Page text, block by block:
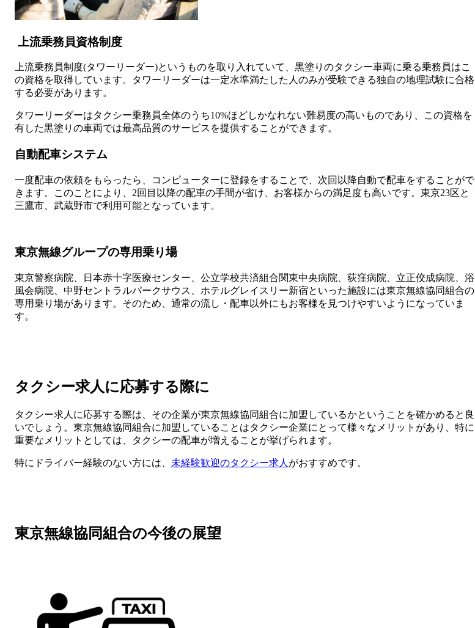
上流乗務員資格制度
上流乗務員制度(タワーリーダー)というものを取り入れていて、黒塗りのタクシー車両に乗る乗務員はこ
の資格を取得しています。タワーリーダーは一定水準満たした人のみが受験できる独自の地理試験に合格
する必要があります。
タワーリーダーはタクシー乗務員全体のうち10%ほどしかなれない難易度の高いものであり、この資格を
有した黒塗りの車両では最高品質のサービスを提供することができます。
自動配車システム
一度配車の依頼をもらったら、コンピューターに登録をすることで、次回以降自動で配車をすることがで
きます。このことにより、2回目以降の配車の手間が省け、お客様からの満足度も高いです。東京23区と
三鷹市、武蔵野市で利用可能となっています。
東京無線グループの専用乗り場
東京警察病院、日本赤十字医療センター、公立学校共済組合関東中央病院、荻窪病院、立正佼成病院、浴
風会病院、中野セントラルパークサウス、ホテルグレイスリー新宿といった施設には東京無線協同組合の
専用乗り場があります。そのため、通常の流し・配車以外にもお客様を見つけやすいようになっていま
す。
タクシー求人に応募する際に
タクシー求人に応募する際は、その企業が東京無線協同組合に加盟しているかということを確かめると良
いでしょう。東京無線協同組合に加盟していることはタクシー企業にとって様々なメリットがあり、特に
重要なメリットとしては、タクシーの配車が増えることが挙げられます。
特にドライバー経験のない方には、 未経験歓迎のタクシー求人 がおすすめです。
東京無線協同組合の今後の展望